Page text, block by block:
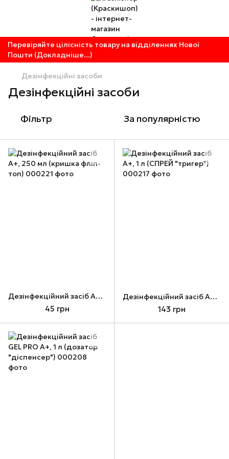
Перевіряйте цілісність товару на відділеннях Нової
Пошти (Докладніше...)
Дезінфекційні засоби
Дезінфекційні засоби
Фільтр За популярністю
Дезінфекційний засіб А+, 250 мл (кришка фліп-топ)
45 грн
Дезінфекційний засіб А+, 1 л (СПРЕЙ "тригер")
143 грн